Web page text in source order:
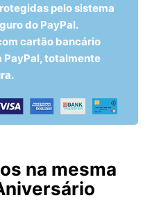
pelo sistema
do PayPal.
cartão bancário
totalmente
na mesma